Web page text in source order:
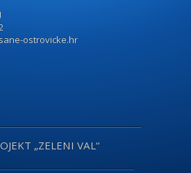
ostrovicke.hr
„ZELENI VAL“